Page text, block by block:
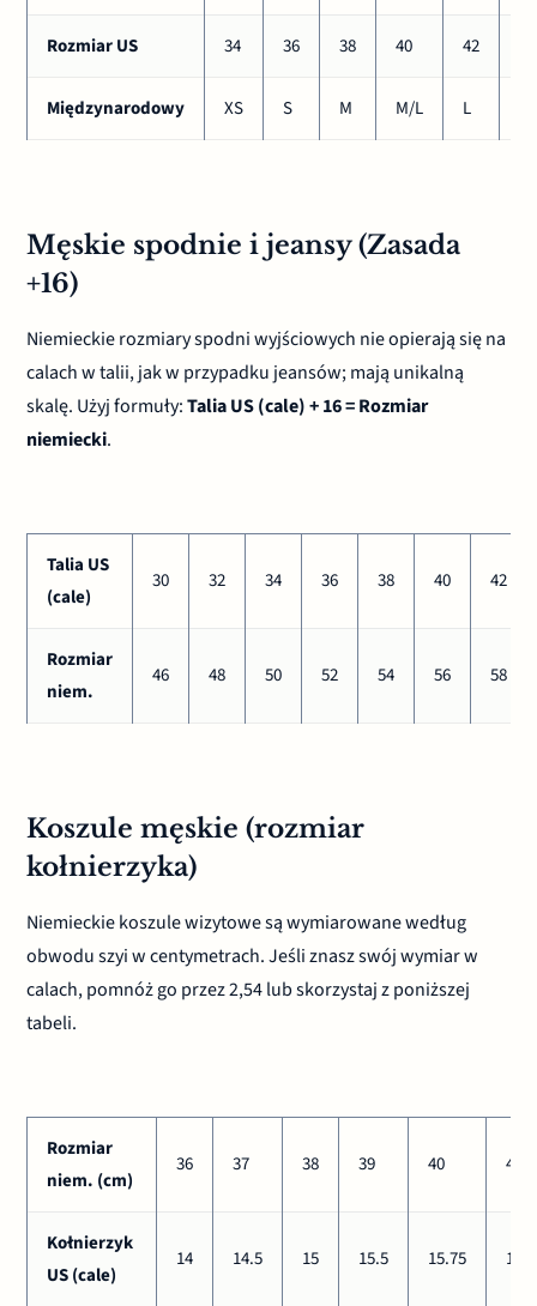
Rozmiar US 34 36 38 40 42
Międzynarodowy XS S M M/L L
Męskie spodnie i jeansy (Zasada
+16)
Niemieckie rozmiary spodni wyjściowych nie opierają się na
calach w talii, jak w przypadku jeansów; mają unikalną
skalę. Użyj formuły:Talia US (cale) + 16 = Rozmiar
niemiecki.
Talia US
(cale)
30 32 34 36 38 40 42
Rozmiar
niem.
46 48 50 52 54 56 58
Koszule męskie (rozmiar
kołnierzyka)
Niemieckie koszule wizytowe są wymiarowane według
obwodu szyi w centymetrach. Jeśli znasz swój wymiar w
calach, pomnóż go przez 2,54 lub skorzystaj z poniższej
tabeli.
Rozmiar
niem. (cm)
36 37 38 39 40 41
Kołnierzyk
US (cale)
14 14.5 15 15.5 15.75 16